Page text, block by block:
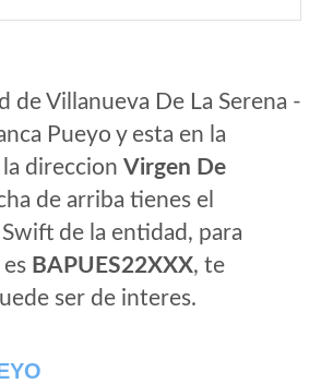
de Villanueva De La Serena -
Pueyo y esta en la
la direccion Virgen De
de arriba tienes el
de la entidad, para
BAPUES22XXX, te
ser de interes.